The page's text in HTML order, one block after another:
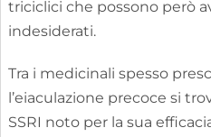
triciclici che possono però
indesiderati.
Tra i medicinali spesso
l’eiaculazione precoce si
SSRI noto per la sua